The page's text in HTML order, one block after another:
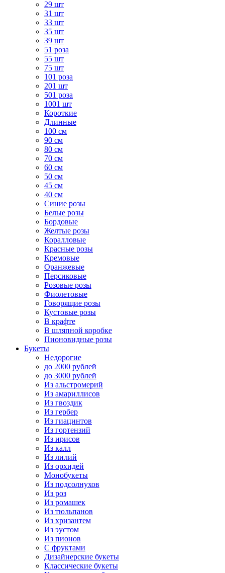
29 шт
31 шт
33 шт
35 шт
39 шт
51 роза
55 шт
75 шт
101 роза
201 шт
501 роза
1001 шт
Короткие
Длинные
100 см
90 см
80 см
70 см
60 см
50 см
45 см
40 см
Cиние розы
Белые розы
Бордовые
Желтые розы
Коралловые
Красные розы
Кремовые
Оранжевые
Персиковые
Розовые розы
Фиолетовые
Говорящие розы
Кустовые розы
В крафте
В шляпной коробке
Пионовидные розы
Букеты
Недорогие
до 2000 рублей
до 3000 рублей
Из альстромерий
Из амариллисов
Из гвоздик
Из гербер
Из гиацинтов
Из гортензий
Из ирисов
Из калл
Из лилий
Из орхидей
Монобукеты
Из подсолнухов
Из роз
Из ромашек
Из тюльпанов
Из хризантем
Из эустом
Из пионов
С фруктами
Дизайнерские букеты
Классические букеты